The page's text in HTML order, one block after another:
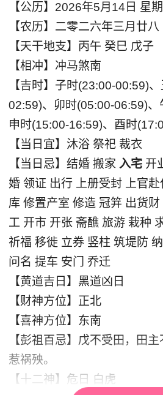
【公历】2026年5月14日 星
【农历】二零二六年三月廿八
【天干地支】丙午 癸巳 戊子
【相冲】冲马煞南
【吉时】子时(23:00-00:59)
02:59)、卯时(05:00-06:59)、
申时(15:00-16:59)、酉时
【当日宜】沐浴 祭祀 裁衣
【当日忌】结婚 搬家 入宅开
婚 领证 出行 上册受封 上官
库 修置产室 修造 冠笄 出货
工 开市 开张 斋醮 旅游 栽种
祈福 移徙 立券 竖柱 筑堤防
问名 提车 安门 乔迁
【黄道吉日】黑道凶日
【财神方位】正北
【喜神方位】东南
【彭祖百忌】戊不受田，田
惹祸殃。
【十二神】危日 白虎